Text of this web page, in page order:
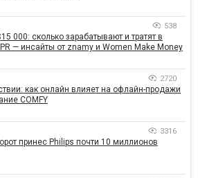
538
000: сколько зарабатывают и тратят в
— инсайты от znamy и Women Make Money
2720
как онлайн влияет на офлайн-продажи
COMFY
3316
принес Philips почти 10 миллионов